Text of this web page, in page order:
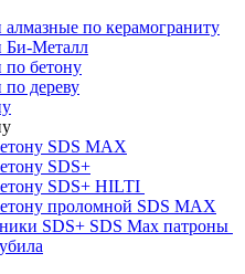
по керамограниту
Би-Металл
бетону
дереву
SDS MAX
SDS+
SDS+ HILTI
проломной SDS MAX
SDS+ SDS Max патроны